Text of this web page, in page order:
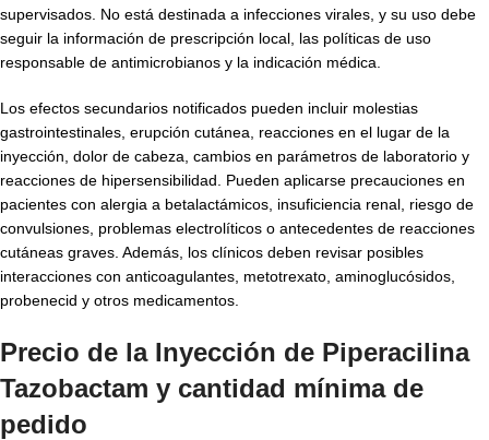
supervisados. No está destinada a infecciones virales, y su uso debe
seguir la información de prescripción local, las políticas de uso
responsable de antimicrobianos y la indicación médica.
Los efectos secundarios notificados pueden incluir molestias
gastrointestinales, erupción cutánea, reacciones en el lugar de la
inyección, dolor de cabeza, cambios en parámetros de laboratorio y
reacciones de hipersensibilidad. Pueden aplicarse precauciones en
pacientes con alergia a betalactámicos, insuficiencia renal, riesgo de
convulsiones, problemas electrolíticos o antecedentes de reacciones
cutáneas graves. Además, los clínicos deben revisar posibles
interacciones con anticoagulantes, metotrexato, aminoglucósidos,
probenecid y otros medicamentos.
Precio de la Inyección de Piperacilina
Tazobactam y cantidad mínima de
pedido